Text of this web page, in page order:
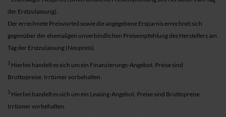
der Erstzulassung).
Der errechnete Preisvorteil sowie die angegebene Ersparnis errechnet sich
gegenüber der ehemaligen unverbindlichen Preisempfehlung des Herstellers am
Tag der Erstzulassung (Neupreis).
2 Hierbei handelt es sich um ein Finanzierungs-Angebot. Preise sind
Bruttopreise. Irrtümer vorbehalten.
3 Hierbei handelt es sich um ein Leasing-Angebot. Preise sind Bruttopreise.
Irrtümer vorbehalten.